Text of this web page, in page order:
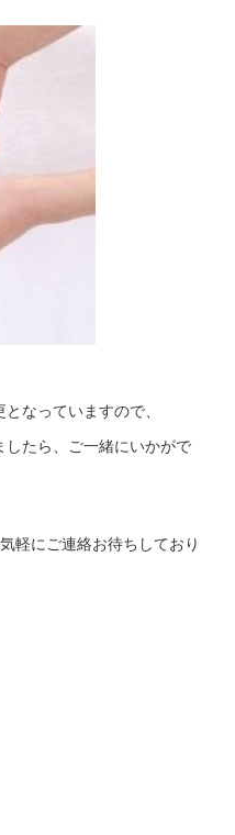
なっていますので、
たら、ご一緒にいかがで
軽にご連絡お待ちしており